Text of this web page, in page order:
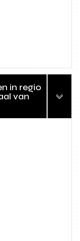
in regio
van